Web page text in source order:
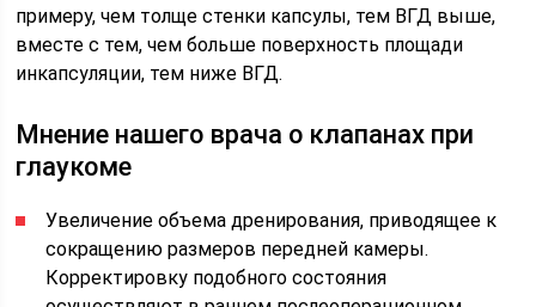
примеру, чем толще стенки капсулы, тем ВГД выше,
вместе с тем, чем больше поверхность площади
инкапсуляции, тем ниже ВГД.
Мнение нашего врача о клапанах при
глаукоме
Увеличение объема дренирования, приводящее к
сокращению размеров передней камеры.
Корректировку подобного состояния